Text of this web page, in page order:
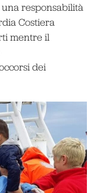
responsabilità
Costiera
mentre il
dei